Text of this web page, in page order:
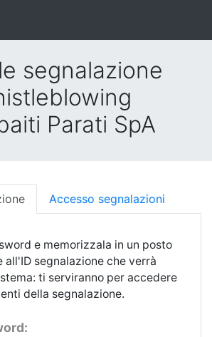
segnalazione
Parati SpA
Accesso segnalazioni
e memorizzala in un posto
all'ID segnalazione che verrà
ti serviranno per accedere
della segnalazione.